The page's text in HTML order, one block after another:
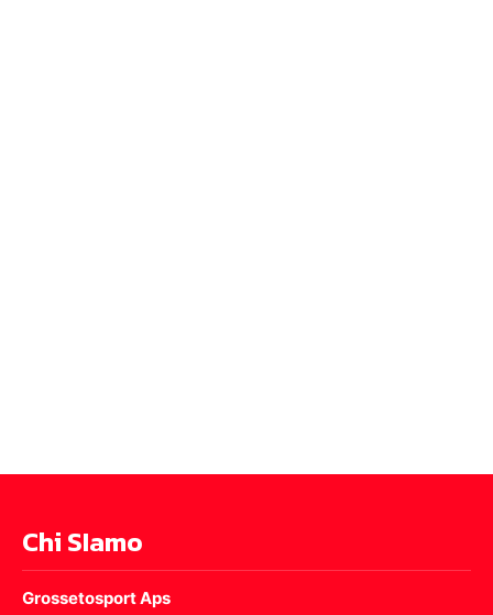
Chi SIamo
Grossetosport Aps